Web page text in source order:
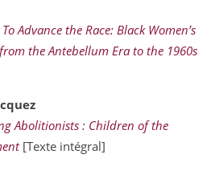
To Advance the Race: Black Women’s
the Antebellum Era to the 1960s
Abolitionists : Children of the
[Texte intégral]